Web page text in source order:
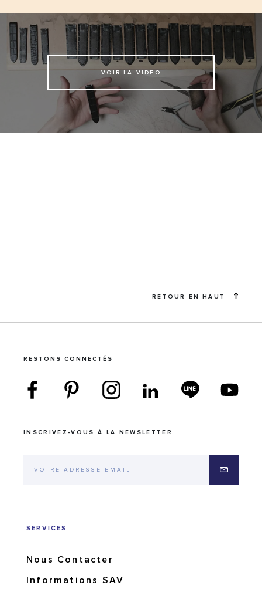
VOIR LA VIDEO
RETOUR EN HAUT
RESTONS CONNECTÉS
INSCRIVEZ-VOUS À LA NEWSLETTER
SERVICES
Nous Contacter
Informations SAV